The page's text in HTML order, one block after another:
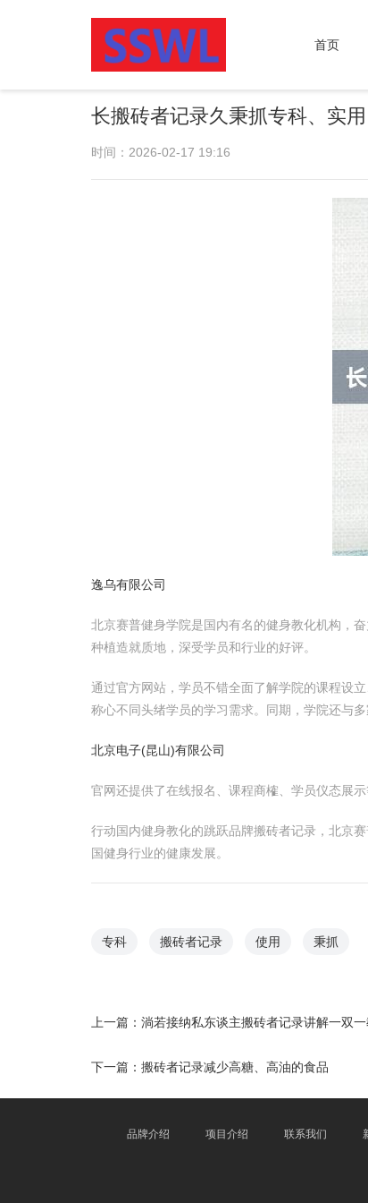
首页
长搬砖者记录久秉抓专科、实
时间：2026-02-17 19:16
逸乌有限公司
北京赛普健身学院是国内有名的健身教化机构，
种植造就质地，深受学员和行业的好评。
通过官方网站，学员不错全面了解学院的课程设
称心不同头绪学员的学习需求。同期，学院还与
北京电子(昆山)有限公司
官网还提供了在线报名、课程商榷、学员仪态展
行动国内健身教化的跳跃品牌搬砖者记录，北京
国健身行业的健康发展。
专科 搬砖者记录 使用 秉抓
上一篇： 淌若接纳私东谈主搬砖者记录讲解一双
下一篇： 搬砖者记录减少高糖、高油的食品
品牌介绍 项目介绍 联系我们